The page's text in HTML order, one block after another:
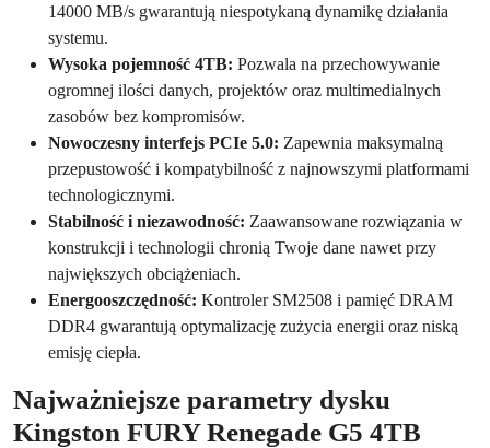
14000 MB/s gwarantują niespotykaną dynamikę działania
systemu.
Wysoka pojemność 4TB: Pozwala na przechowywanie
ogromnej ilości danych, projektów oraz multimedialnych
zasobów bez kompromisów.
Nowoczesny interfejs PCIe 5.0: Zapewnia maksymalną
przepustowość i kompatybilność z najnowszymi platformami
technologicznymi.
Stabilność i niezawodność: Zaawansowane rozwiązania w
konstrukcji i technologii chronią Twoje dane nawet przy
największych obciążeniach.
Energooszczędność: Kontroler SM2508 i pamięć DRAM
DDR4 gwarantują optymalizację zużycia energii oraz niską
emisję ciepła.
Najważniejsze parametry dysku
Kingston FURY Renegade G5 4TB